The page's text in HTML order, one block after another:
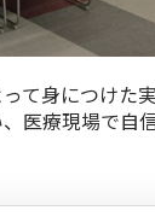
て身につけた
療現場で自